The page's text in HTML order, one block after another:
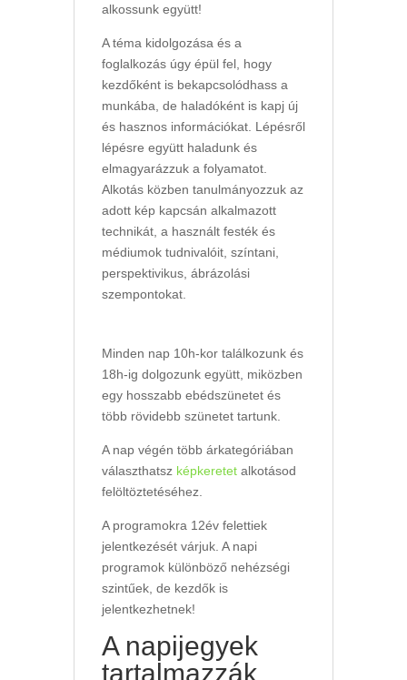
alkossunk együtt!
A téma kidolgozása és a
foglalkozás úgy épül fel, hogy
kezdőként is bekapcsolódhass a
munkába, de haladóként is kapj új
és hasznos információkat. Lépésről
lépésre együtt haladunk és
elmagyarázzuk a folyamatot.
Alkotás közben tanulmányozzuk az
adott kép kapcsán alkalmazott
technikát, a használt festék és
médiumok tudnivalóit, színtani,
perspektivikus, ábrázolási
szempontokat.
Minden nap 10h-kor találkozunk és
18h-ig dolgozunk együtt, miközben
egy hosszabb ebédszünetet és
több rövidebb szünetet tartunk.
A nap végén több árkategóriában
választhatsz képkeretet alkotásod
felöltöztetéséhez.
A programokra 12év felettiek
jelentkezését várjuk. A napi
programok különböző nehézségi
szintűek, de kezdők is
jelentkezhetnek!
A napijegyek
tartalmazzák